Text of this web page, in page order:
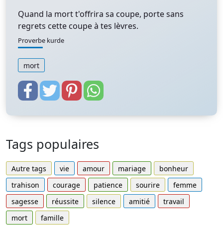
Quand la mort t'offrira sa coupe, porte sans
regrets cette coupe à tes lèvres.
Proverbe kurde
mort
Tags populaires
Autre tags vie amour mariage
bonheur
trahison
courage patience sourire
femme
sagesse
réussite silence amitié
travail
mort
famille